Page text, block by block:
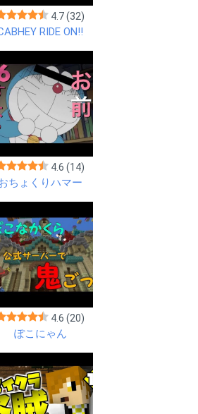
4.7(32)
RIDE ON!!
4.6 (14)
ちょくりハマー
4.6 (20)
ぽこにゃん